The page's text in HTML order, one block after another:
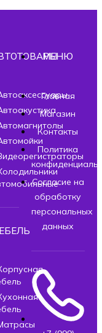
МЕНЮ
Главная
Магазин
Контакты
Политика
Согласие на
обработку
персональных
данных